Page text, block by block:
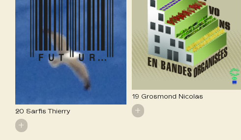
20 Sarfis Thierry
+
19 Grosmond Nicolas
+